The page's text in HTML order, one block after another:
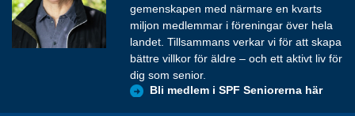
gemenskapen med närmare en kvarts
miljon medlemmar i föreningar över hela
landet. Tillsammans verkar vi för att skapa
bättre villkor för äldre – och ett aktivt liv för
dig som senior.
Bli medlem i SPF Seniorerna här